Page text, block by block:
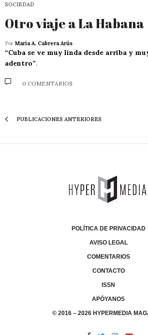
SOCIEDAD
Otro viaje a La Habana
Por María A. Cabrera Arús
“Cuba se ve muy linda desde arriba y
adentro”.
0 COMENTARIOS
PUBLICACIONES ANTERIORES
POLÍTICA DE PRIVACIDAD
AVISO LEGAL
COMENTARIOS
CONTACTO
ISSN
APÓYANOS
© 2016 – 2026 HYPERMEDIA